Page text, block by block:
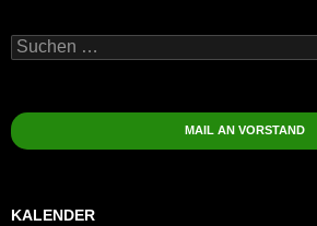
Suchen
nach:
MAIL AN VORSTAND
KALENDER